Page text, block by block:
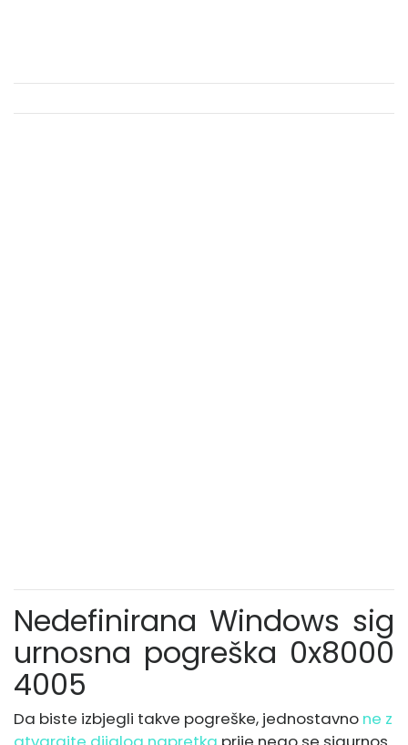
Nedefinirana Windows sig
urnosna pogreška 0x8000
4005
Da biste izbjegli takve pogreške, jednostavno ne z